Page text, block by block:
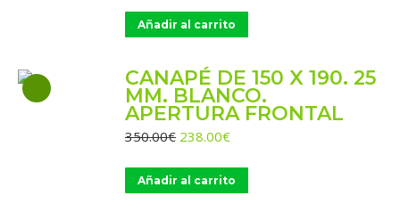
original
era:
actual
es:
Añadir al carrito
CANAPÉ DE 150 X 190. 25
MM. BLANCO.
APERTURA FRONTAL
350.00€ El
original
era:
238.00€El
actual
es:
Añadir al carrito